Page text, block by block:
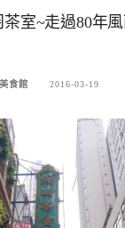
室~走過80年
食館 2016-03-19